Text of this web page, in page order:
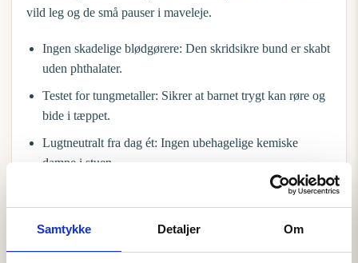
Samtykke Detaljer Om
vild leg og de små pauser i maveleje.
Ingen skadelige blødgørere: Den skridsikre bund er skabt
uden phthalater.
Testet for tungmetaller: Sikrer at barnet trygt kan røre og
bide i tæppet.
Lugtneutralt fra dag ét: Ingen ubehagelige kemiske
dampe i stuen.
langsigtede trivsel. Det giver dig ro til at fokusere på